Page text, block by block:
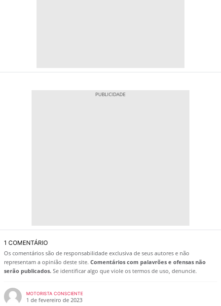
1 COMENTÁRIO
Os comentários são de responsabilidade exclusiva de seus autores e não
representam a opinião deste site. Comentários com palavrões e ofensas não
serão publicados. Se identificar algo que viole os termos de uso, denuncie.
MOTORISTA CONSCIENTE
1 de fevereiro de 2023